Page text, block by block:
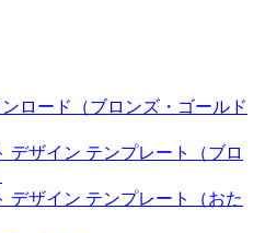
ロード（ブロンズ・ゴールド
デザイン テンプレート（ブロ
デザイン テンプレート（おた